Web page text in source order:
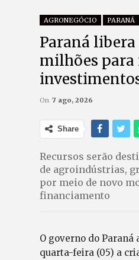
AGRONEGÓCIO PARANÁ
Paraná libera
milhões para
On 7 ago, 2026
Share
Recursos serão
de agroindústrias,
por meio de novo
financiamento
O governo do Paraná
quarta-feira (05) a